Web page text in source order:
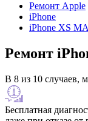
Ремонт Apple
iPhone
iPhone XS
Ремонт
В 8 из 10 случаев,
Бесплатная